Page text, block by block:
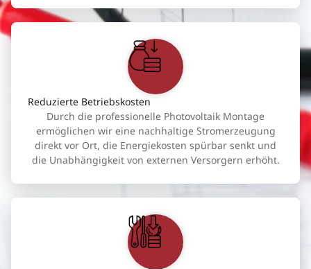
Reduzierte Betriebskosten
Durch die professionelle Photovoltaik Montage
ermöglichen wir eine nachhaltige Stromerzeugung
direkt vor Ort, die Energiekosten spürbar senkt und
die Unabhängigkeit von externen Versorgern erhöht.